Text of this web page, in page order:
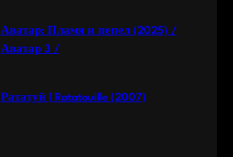
Аватар: Пламя и пепел (2025) /
Аватар 3 /
Рататуй | Ratatouille (2007)